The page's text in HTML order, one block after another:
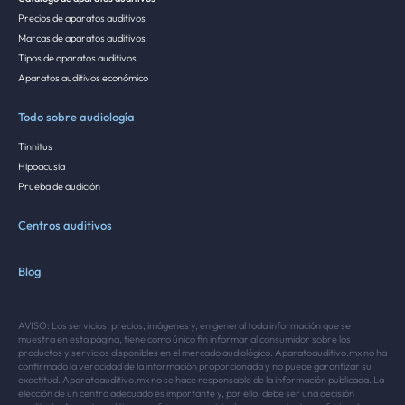
Precios de aparatos auditivos
Marcas de aparatos auditivos
Tipos de aparatos auditivos
Aparatos auditivos económico
Todo sobre audiología
Tinnitus
Hipoacusia
Prueba de audición
Centros auditivos
Blog
AVISO: Los servicios, precios, imágenes y, en general toda información que se
muestra en esta página, tiene como único fin informar al consumidor sobre los
productos y servicios disponibles en el mercado audiológico. Aparatoauditivo.mx no ha
confirmado la veracidad de la información proporcionada y no puede garantizar su
exactitud. Aparatoauditivo.mx no se hace responsable de la información publicada. La
elección de un centro adecuado es importante y, por ello, debe ser una decisión